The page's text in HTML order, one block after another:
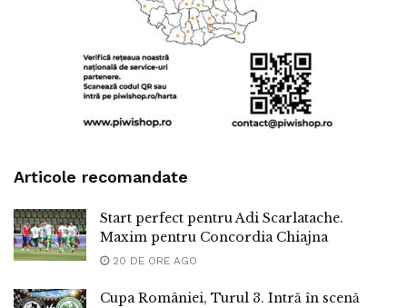
Articole recomandate
Start perfect pentru Adi Scarlatache.
Maxim pentru Concordia Chiajna
20 DE ORE AGO
Cupa României, Turul 3. Intră în scenă